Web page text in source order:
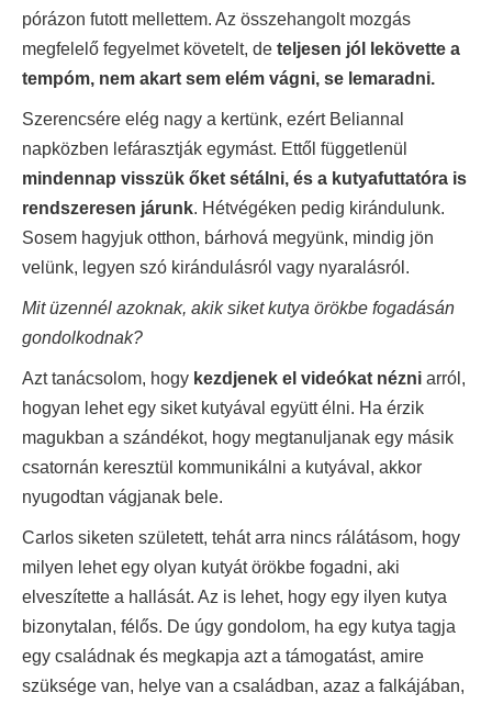
pórázon futott mellettem. Az összehangolt mozgás
megfelelő fegyelmet követelt, de teljesen jól lekövette a
tempóm, nem akart sem elém vágni, se lemaradni.
Szerencsére elég nagy a kertünk, ezért Beliannal
napközben lefárasztják egymást. Ettől függetlenül
mindennap visszük őket sétálni, és a kutyafuttatóra is
rendszeresen járunk. Hétvégéken pedig kirándulunk.
Sosem hagyjuk otthon, bárhová megyünk, mindig jön
velünk, legyen szó kirándulásról vagy nyaralásról.
Mit üzennél azoknak, akik siket kutya örökbe fogadásán
gondolkodnak?
Azt tanácsolom, hogy kezdjenek el videókat nézni arról,
hogyan lehet egy siket kutyával együtt élni. Ha érzik
magukban a szándékot, hogy megtanuljanak egy másik
csatornán keresztül kommunikálni a kutyával, akkor
nyugodtan vágjanak bele.
Carlos siketen született, tehát arra nincs rálátásom, hogy
milyen lehet egy olyan kutyát örökbe fogadni, aki
elveszítette a hallását. Az is lehet, hogy egy ilyen kutya
bizonytalan, félős. De úgy gondolom, ha egy kutya tagja
egy családnak és megkapja azt a támogatást, amire
szüksége van, helye van a családban, azaz a falkájában,